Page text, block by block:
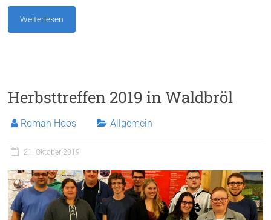
Weiterlesen
Herbsttreffen 2019 in Waldbröl
Roman Hoos Allgemein
21. Oktober 2019